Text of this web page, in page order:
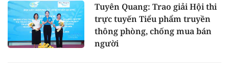
Tuyên Quang: Trao giải Hội thi
trực tuyến Tiểu phẩm truyền
thông phòng, chống mua bán
người